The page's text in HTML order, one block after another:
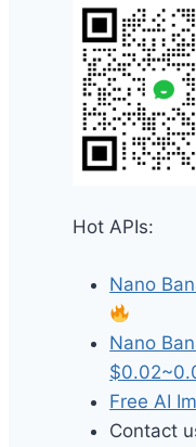
Hot APIs:
Nano
Nano
Free AI
Contact